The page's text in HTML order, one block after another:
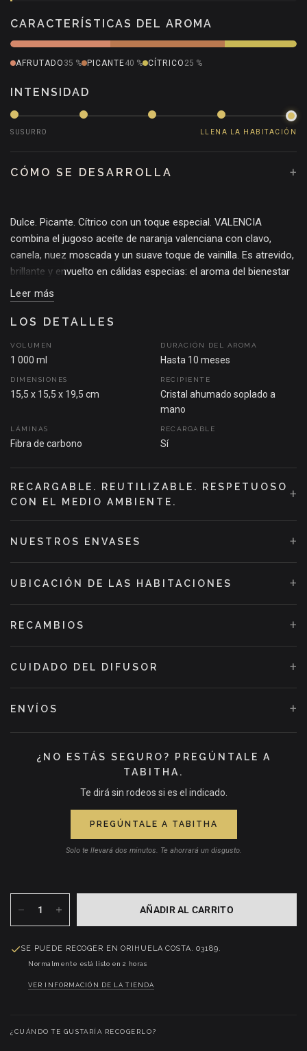
CARACTERÍSTICAS DEL AROMA
AFRUTADO 35 % PICANTE40 % CÍTRICO 25 %
INTENSIDAD
SUSURRO LLENA LA HABITACIÓN
CÓMO SE DESARROLLA +
Dulce. Picante. Cítrico con un toque especial. VALENCIA
combina el jugoso aceite de naranja valenciana con clavo,
canela, nuez moscada y un suave toque de vainilla. Es atrevido,
brillante y envuelto en cálidas especias: el aroma del bienestar
y la celebración con un toque picante.
ambiente vibrante del mercado de Ruzafa, en Valencia. Filas de
naranjas sanguinas, puestos de especias rebosantes de
actividad y el intenso aroma a cítricos que impregna el aire.
Aquí es donde todo comenzó, y donde la magia sigue
Leer más
LOS DETALLES
VOLUMEN
1 000 ml
DURACIÓN DEL AROMA
Hasta 10 meses
DIMENSIONES
15,5 x 15,5 x 19,5 cm
RECIPIENTE
Cristal ahumado soplado a
mano
LÁMINAS
Fibra de carbono
RECARGABLE
Sí
RECARGABLE. REUTILIZABLE. RESPETUOSO
CON EL MEDIO AMBIENTE.
+
NUESTROS ENVASES +
UBICACIÓN DE LAS HABITACIONES +
RECAMBIOS +
CUIDADO DEL DIFUSOR +
ENVÍOS +
¿NO ESTÁS SEGURO? PREGÚNTALE A
TABITHA.
Te dirá sin rodeos si es el indicado.
PREGÚNTALE A TABITHA
Solo te llevará dos minutos. Te ahorrará un disgusto.
AÑADIR AL CARRITO
SE PUEDE RECOGER ENORIHUELA COSTA. 03189.
Normalmente está listo en 2 horas
VER INFORMACIÓN DE LA TIENDA
¿CUÁNDO TE GUSTARÍA RECOGERLO?